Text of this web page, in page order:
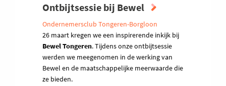
Ontbijtsessie bij Bewel
Ondernemersclub Tongeren-Borgloon
26 maart kregen we een inspirerende inkijk bij
Bewel Tongeren. Tijdens onze ontbijtsessie
werden we meegenomen in de werking van
Bewel en de maatschappelijke meerwaarde die
ze bieden.